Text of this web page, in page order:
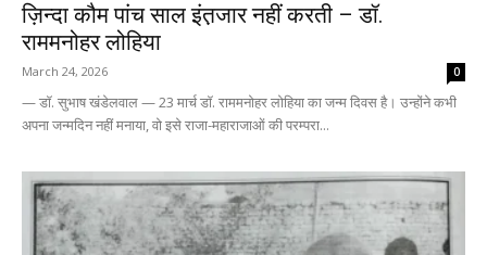
ज़िन्दा कौम पांच साल इंत़जार नहीं करती – डॉ.
राममनोहर लोहिया
March 24, 2026 0
— डॉ. सुभाष खंडेलवाल — 23 मार्च डॉ. राममनोहर लोहिया का जन्म दिवस है। उन्होंने कभी
अपना जन्मदिन नहीं मनाया, वो इसे राजा-महाराजाओं की परम्परा...